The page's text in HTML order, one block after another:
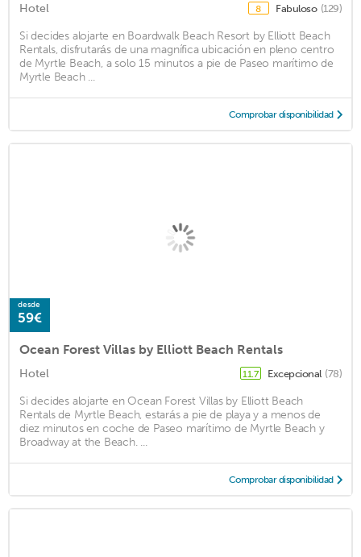
Hotel 8 Fabuloso (129)
Si decides alojarte en Boardwalk Beach Resort by Elliott Beach
Rentals, disfrutarás de una magnífica ubicación en pleno centro
de Myrtle Beach, a solo 15 minutos a pie de Paseo marítimo de
Myrtle Beach ...
Comprobar disponibilidad
desde
59€
Ocean Forest Villas by Elliott Beach Rentals
Hotel 11.7 Excepcional (78)
Si decides alojarte en Ocean Forest Villas by Elliott Beach
Rentals de Myrtle Beach, estarás a pie de playa y a menos de
diez minutos en coche de Paseo marítimo de Myrtle Beach y
Broadway at the Beach. ...
Comprobar disponibilidad